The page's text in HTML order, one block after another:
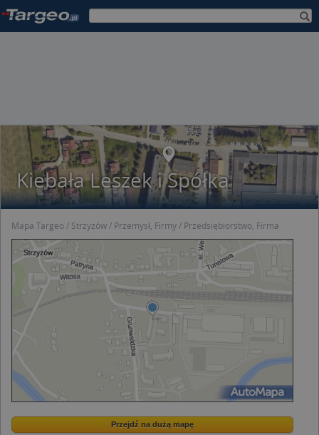
Kiebała Leszek i Spółka
Mapa Targeo Strzyżów Przemysł, Firmy Przedsiębiorstwo, Firma
Wstaw tę mapkę na swoją stronę
Przejdź na dużą mapę
Przejdź na dużą mapę